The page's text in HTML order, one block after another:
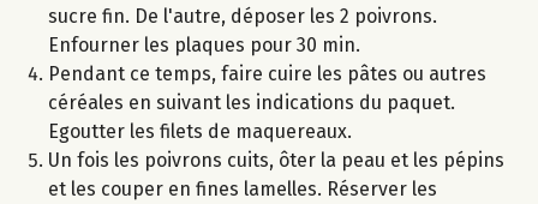
sucre fin. De l'autre, déposer les 2 poivrons.
Enfourner les plaques pour 30 min.
Pendant ce temps, faire cuire les pâtes ou autres
céréales en suivant les indications du paquet.
Egoutter les filets de maquereaux.
Un fois les poivrons cuits, ôter la peau et les pépins
et les couper en fines lamelles. Réserver les